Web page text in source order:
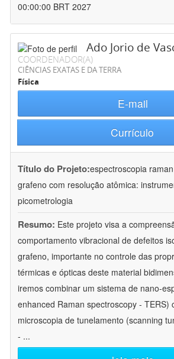
00:00:00 BRT 2027
Ado Jorio de
COORDENADOR(A)
CIÊNCIAS EXATAS E DA TERRA
Física
E-mail
Currículo
Título do Projeto:espectroscopia
grafeno com resolução atômica:
picometrologia
Resumo: Este projeto visa a
comportamento vibracional de defeitos
grafeno, importante no controle das
térmicas e ópticas deste material
iremos combinar um sistema de nano-
enhanced Raman spectroscopy - TERS)
microscopia de tunelamento (scanning
- ...